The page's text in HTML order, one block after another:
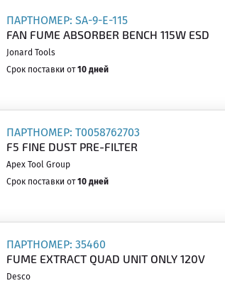
ПАРТНОМЕР: SA-9-E-115
FAN FUME ABSORBER BENCH 115W ESD
Jonard Tools
Срок поставки от10 дней
ПАРТНОМЕР: T0058762703
F5 FINE DUST PRE-FILTER
Apex Tool Group
Срок поставки от10 дней
ПАРТНОМЕР: 35460
FUME EXTRACT QUAD UNIT ONLY 120V
Desco